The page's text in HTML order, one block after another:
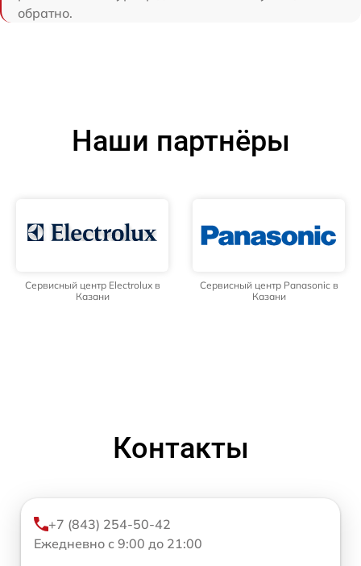
обратно.
Наши партнёры
Сервисный центр Electrolux в
Казани
Сервисный центр Panasonic в
Казани
Контакты
+7 (843) 254-50-42
Ежедневно с 9:00 до 21:00